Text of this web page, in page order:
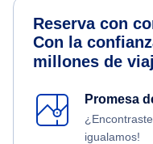
Reserva con
Con la
millones de
Promesa
igualamos!